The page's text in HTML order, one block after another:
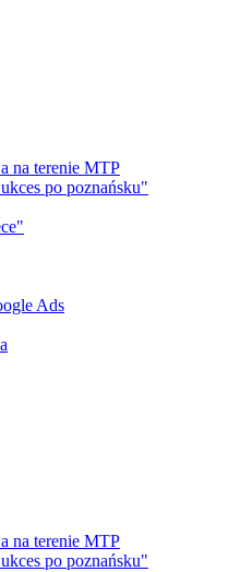
na terenie MTP
po poznańsku"
Ads
na terenie MTP
po poznańsku"